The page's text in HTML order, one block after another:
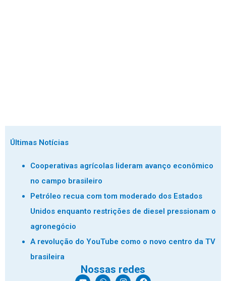
Últimas Notícias
Cooperativas agrícolas lideram avanço econômico
no campo brasileiro
Petróleo recua com tom moderado dos Estados
Unidos enquanto restrições de diesel pressionam o
agronegócio
A revolução do YouTube como o novo centro da TV
brasileira
Nossas redes